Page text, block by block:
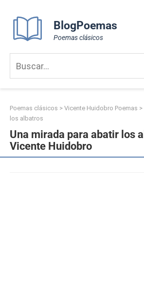
content
BlogPoemas
Poemas clásicos
Poemas clásicos > Vicente Huidobro Poemas >
los albatros
Una mirada para abatir los
Vicente Huidobro